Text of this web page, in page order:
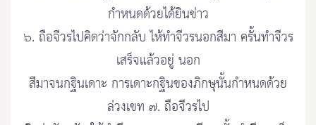
กำหนดด้วยได้ยินข่าว
๖. ถือจีวรไปคิดว่าจักกลับ ไห้ทำจีวรนอกสีมา ครั้นทำจีวร
เสร็จแล้วอยู่ นอก
สีมาจนกฐินเดาะ การเดาะกฐินของภิกษุนั้นกำหนดด้วย
ล่วงเขท ๗. ถือจีวรไป